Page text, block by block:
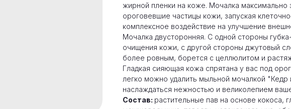
жирной пленки на коже. Мочалка максимально
ороговевшие частицы кожи, запуская
комплексное воздействие на улучшение
Мочалка двусторонняя. С одной стороны
очищения кожи, с другой стороны джутовый
более ровным, борется с целлюлитом и
Гладкая сияющая кожа спрятана у вас под
легко можно удалить мыльной мочалкой
наслаждаться нежностью и великолепием
Состав: растительные пав на основе кокоса,